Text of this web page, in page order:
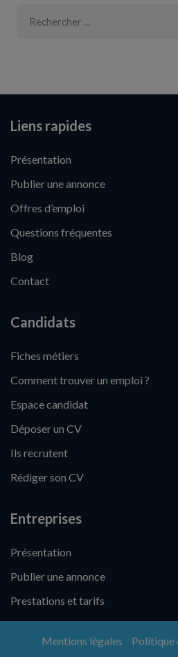
Liens rapides
Présentation
Publier une annonce
Offres d’emploi
Questions fréquentes
Blog
Contact
Candidats
Fiches métiers
Comment trouver un emploi ?
Espace candidat
Déposer un CV
Ils recrutent
Rédiger son CV
Entreprises
Présentation
Publier une annonce
Prestations et tarifs
Mentions légales Politique